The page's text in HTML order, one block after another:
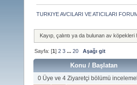
TURKIYE AVCILARI VE ATICILARI
Kayıp, çalıntı ya da bulunan av köpekleri
Sayfa: [1]2 3 ...20 Aşağı git
Konu / Başlatan
0 Üye ve 4 Ziyaretçi bölümü